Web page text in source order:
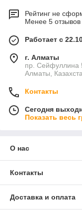
Рейтинг не
Менее 5 отзывов
Работает с
г. Алматы
пр. Сейфуллина
Алматы,
Контакты
Сегодня
Показать весь
О нас
Контакты
Доставка и оплата